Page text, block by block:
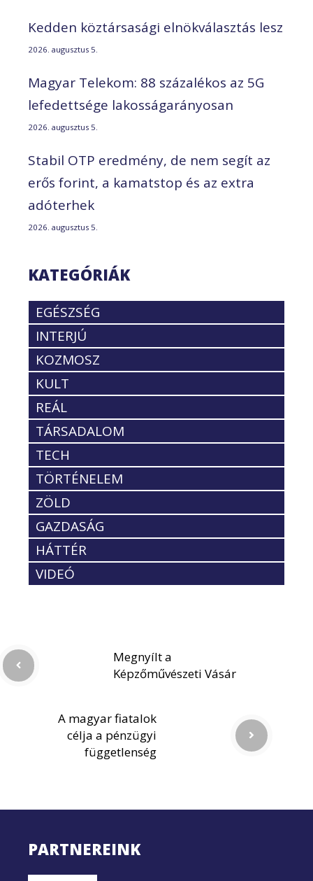
Kedden köztársasági elnökválasztás lesz
2026. augusztus 5.
Magyar Telekom: 88 százalékos az 5G
lefedettsége lakosságarányosan
2026. augusztus 5.
Stabil OTP eredmény, de nem segít az
erős forint, a kamatstop és az extra
adóterhek
2026. augusztus 5.
KATEGÓRIÁK
EGÉSZSÉG
INTERJÚ
KOZMOSZ
KULT
REÁL
TÁRSADALOM
TECH
TÖRTÉNELEM
ZÖLD
GAZDASÁG
HÁTTÉR
VIDEÓ
Megnyílt a
Képzőművészeti Vásár
A magyar fiatalok
célja a pénzügyi
függetlenség
PARTNEREINK